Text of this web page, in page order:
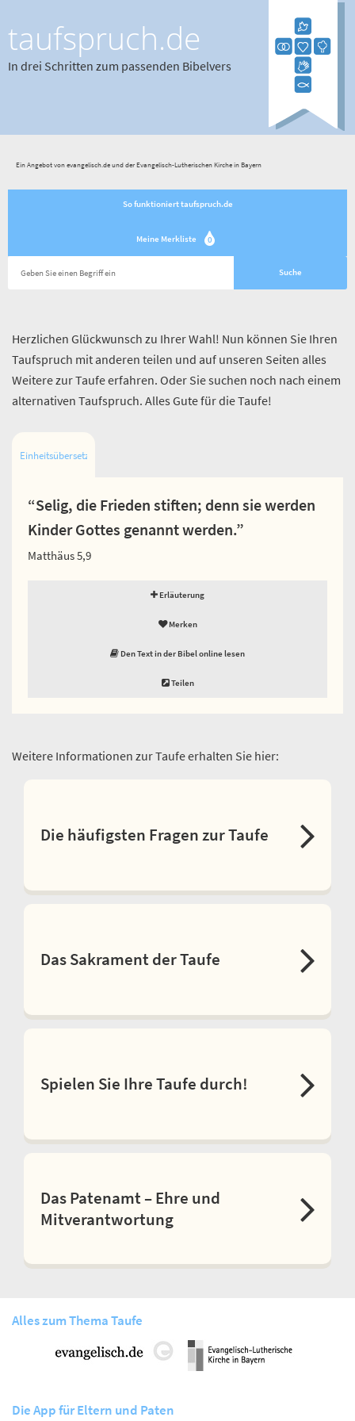
taufspruch.de
In drei Schritten zum passenden Bibelvers
Ein Angebot von evangelisch.de und der Evangelisch-Lutherischen Kirche in Bayern
So funktioniert taufspruch.de
Meine Merkliste 0
Herzlichen Glückwunsch zu Ihrer Wahl! Nun können Sie Ihren
Taufspruch mit anderen teilen und auf unseren Seiten alles
Weitere zur Taufe erfahren. Oder Sie suchen noch nach einem
alternativen Taufspruch. Alles Gute für die Taufe!
Einheitsübersetzung
“Selig, die Frieden stiften; denn sie werden
Kinder Gottes genannt werden.”
Matthäus 5,9
Erläuterung
Merken
Den Text in der Bibel online lesen
Teilen
Weitere Informationen zur Taufe erhalten Sie hier:
Die häufigsten Fragen zur Taufe
Das Sakrament der Taufe
Spielen Sie Ihre Taufe durch!
Das Patenamt – Ehre und
Mitverantwortung
Alles zum Thema Taufe
Die App für Eltern und Paten